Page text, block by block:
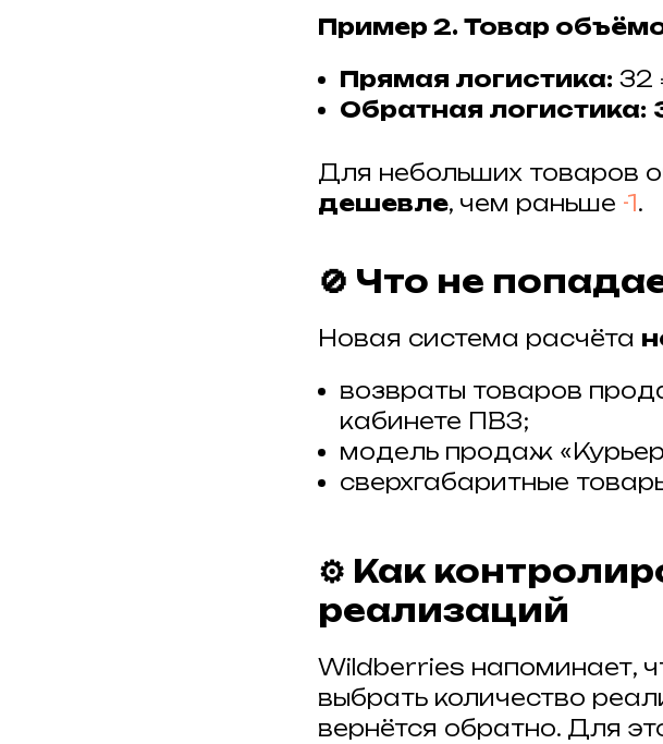
Пример 2. Товар
Прямая логистика: 32
Обратная логистика:
Для небольших товаров
дешевле, чем раньше -1.
🚫 Что не
Новая система расчёта
возвраты товаров
кабинете ПВЗ;
модель продаж
сверхгабаритные
⚙️ Как
реализаций
Wildberries напоминает,
выбрать количество
вернётся обратно. Для